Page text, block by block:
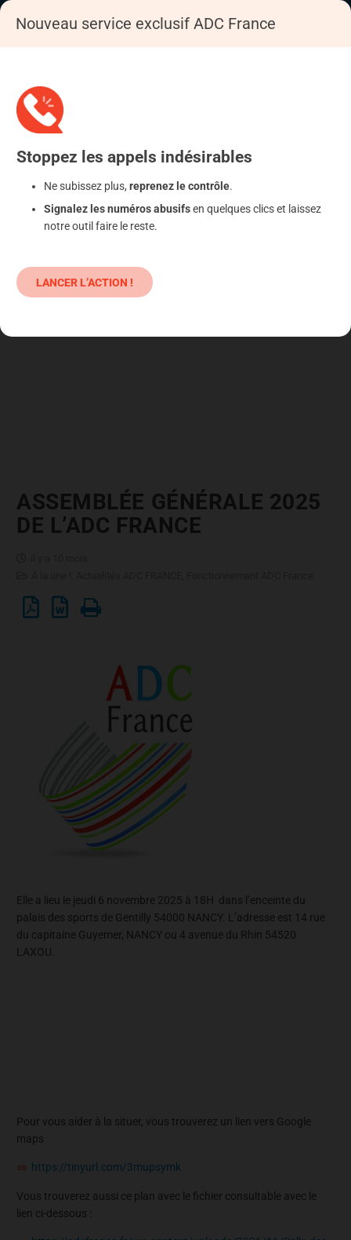
ASSEMBLÉE GÉNÉRALE 2025
DE L’ADC FRANCE
Elle a lieu le jeudi 6 novembre 2025 à 18H dans l’enceinte du
palais des sports de Gentilly 54000 NANCY. L’adresse est 14 rue
du capitaine Guyemer, NANCY ou 4 avenue du Rhin 54520
LAXOU.
Pour vous aider à la situer, vous trouverez un lien vers Google
maps
https://tinyurl.com/3mupsymk
Vous trouverez aussi ce plan avec le fichier consultable avec le
lien ci-dessous :
Nouveau service exclusif ADC France
Stoppez les appels indésirables
Ne subissez plus, reprenez le contrôle.
Signalez les numéros abusifsen quelques clics et laissez
notre outil faire le reste.
LANCER L’ACTION !